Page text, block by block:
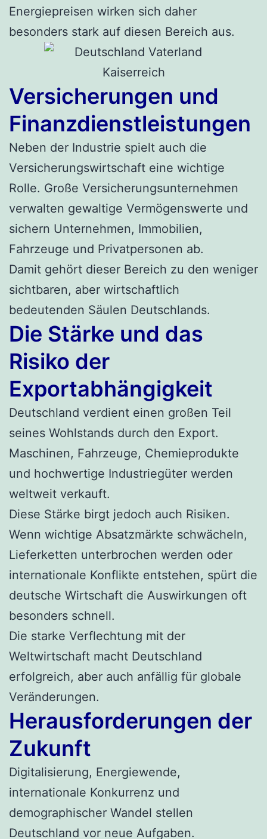
Energiepreisen wirken sich daher
besonders stark auf diesen Bereich aus.
Versicherungen und
Finanzdienstleistungen
Neben der Industrie spielt auch die
Versicherungswirtschaft eine wichtige
Rolle. Große Versicherungsunternehmen
verwalten gewaltige Vermögenswerte und
sichern Unternehmen, Immobilien,
Fahrzeuge und Privatpersonen ab.
Damit gehört dieser Bereich zu den weniger
sichtbaren, aber wirtschaftlich
bedeutenden Säulen Deutschlands.
Die Stärke und das
Risiko der
Exportabhängigkeit
Deutschland verdient einen großen Teil
seines Wohlstands durch den Export.
Maschinen, Fahrzeuge, Chemieprodukte
und hochwertige Industriegüter werden
weltweit verkauft.
Diese Stärke birgt jedoch auch Risiken.
Wenn wichtige Absatzmärkte schwächeln,
Lieferketten unterbrochen werden oder
internationale Konflikte entstehen, spürt die
deutsche Wirtschaft die Auswirkungen oft
besonders schnell.
Die starke Verflechtung mit der
Weltwirtschaft macht Deutschland
erfolgreich, aber auch anfällig für globale
Veränderungen.
Herausforderungen der
Zukunft
Digitalisierung, Energiewende,
internationale Konkurrenz und
demographischer Wandel stellen
Deutschland vor neue Aufgaben.